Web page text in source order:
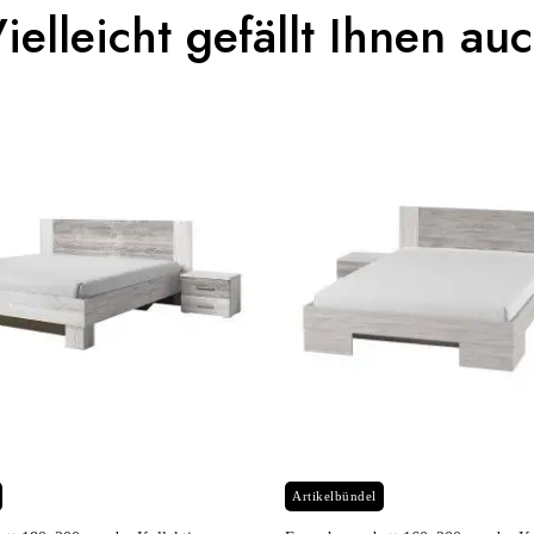
Erwachsener und
Tage)
Leicht zu pflegen
To Review gefällt Ihnen
Preis Artikelbündel Preis